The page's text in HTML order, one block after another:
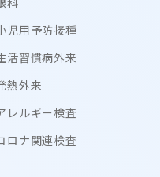
児用予防接種
活習慣病外来
熱外来
レルギー検査
ロナ関連検査